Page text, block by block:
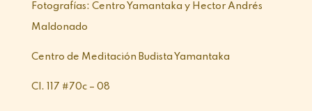
Fotografías: Centro Yamantaka y Hector Andrés
Maldonado
Centro de Meditación Budista Yamantaka
Cl. 117 #70c – 08